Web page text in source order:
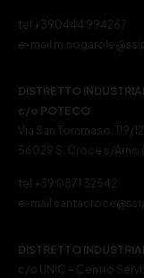
tel +390444 994267
e-mail
DISTRETTO
c/o POTECO
Via San Tommaso, 119/
56029 S. Croce s/Arno
tel +39 0571 32542
e-mail
DISTRETTO
c/o UNIC – Centro